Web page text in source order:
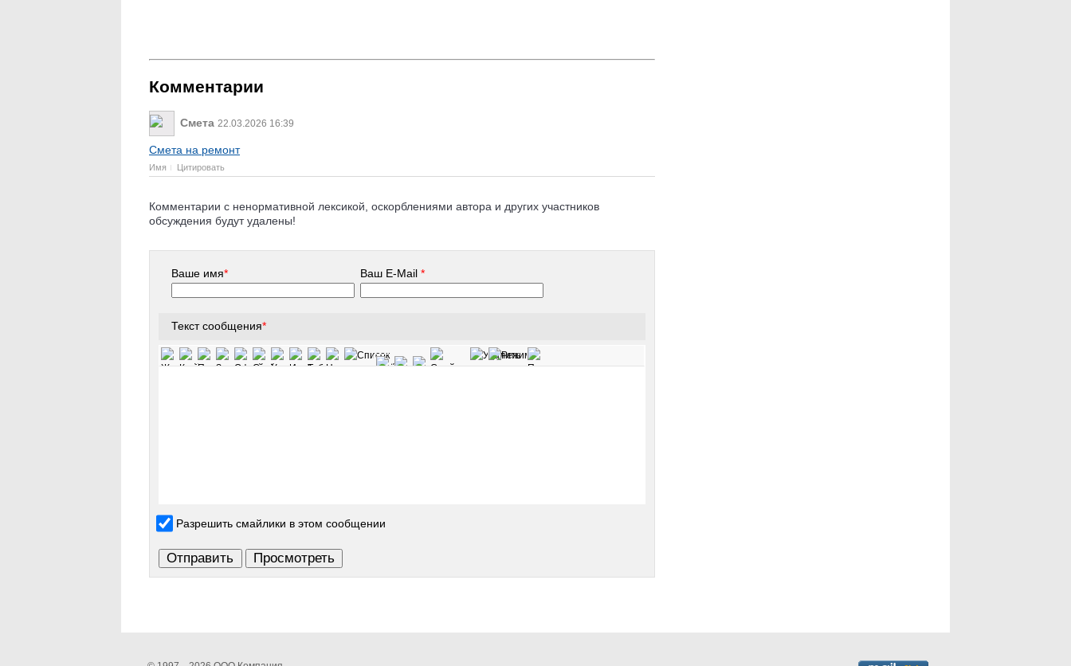
Комментарии
Смета 22.03.2026 16:39
Смета на ремонт
Имя Цитировать
Комментарии с ненормативной лексикой, оскорблениями автора и других участников
обсуждения будут удалены!
Ваше имя* Ваш E-Mail*
Текст сообщения*
Разрешить смайлики в этом сообщении